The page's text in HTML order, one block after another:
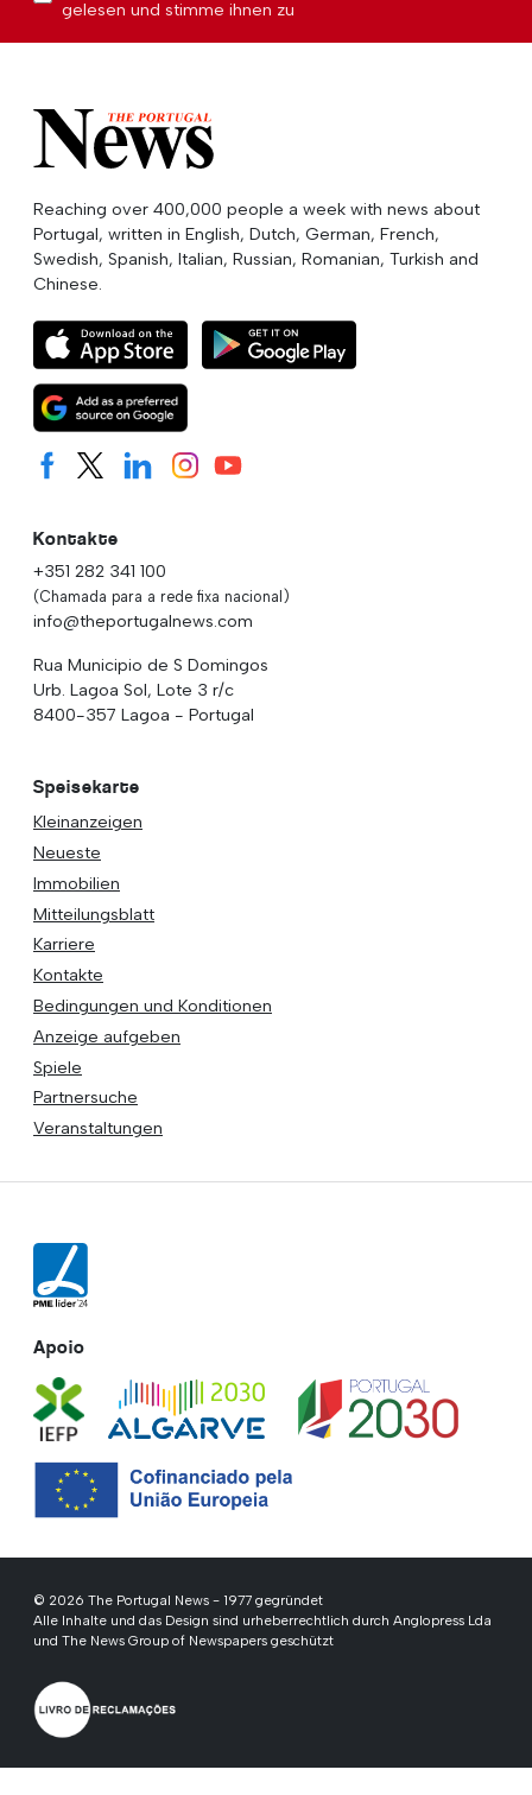
gelesen und stimme ihnen zu
Reaching over 400,000 people a week with news about
Portugal, written in English, Dutch, German, French,
Swedish, Spanish, Italian, Russian, Romanian, Turkish and
Chinese.
Kontakte
+351 282 341 100
(Chamada para a rede fixa nacional)
info@theportugalnews.com
Rua Municipio de S Domingos
Urb. Lagoa Sol, Lote 3 r/c
8400-357 Lagoa - Portugal
Speisekarte
Kleinanzeigen
Neueste
Immobilien
Mitteilungsblatt
Karriere
Kontakte
Bedingungen und Konditionen
Anzeige aufgeben
Spiele
Partnersuche
Veranstaltungen
Apoio
© 2026 The Portugal News - 1977 gegründet
Alle Inhalte und das Design sind urheberrechtlich durch Anglopress Lda
und The News Group of Newspapers geschützt